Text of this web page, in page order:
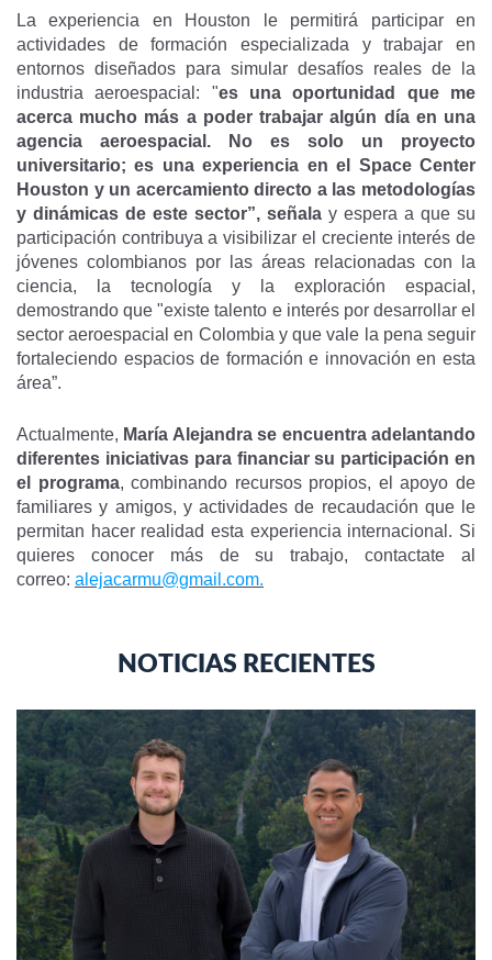
La experiencia en Houston le permitirá participar en
actividades de formación especializada y trabajar en
entornos diseñados para simular desafíos reales de la
industria aeroespacial: "es una oportunidad que me
acerca mucho más a poder trabajar algún día en una
agencia aeroespacial. No es solo un proyecto
universitario; es una experiencia en el Space Center
Houston y un acercamiento directo a las metodologías
y dinámicas de este sector”, señala y espera a que su
participación contribuya a visibilizar el creciente interés de
jóvenes colombianos por las áreas relacionadas con la
ciencia, la tecnología y la exploración espacial,
demostrando que "existe talento e interés por desarrollar el
sector aeroespacial en Colombia y que vale la pena seguir
fortaleciendo espacios de formación e innovación en esta
área”.
Actualmente, María Alejandra se encuentra adelantando
diferentes iniciativas para financiar su participación en
el programa, combinando recursos propios, el apoyo de
familiares y amigos, y actividades de recaudación que le
permitan hacer realidad esta experiencia internacional. Si
quieres conocer más de su trabajo, contactate al
correo: alejacarmu@gmail.com.
NOTICIAS RECIENTES